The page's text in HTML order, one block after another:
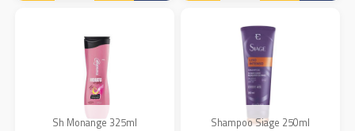
Sh Monange 325ml Shampoo Siage 250ml